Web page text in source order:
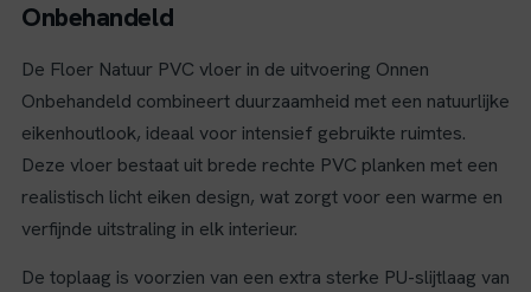
Onbehandeld
De Floer Natuur PVC vloer in de uitvoering Onnen
Onbehandeld combineert duurzaamheid met een natuurlijke
eikenhoutlook, ideaal voor intensief gebruikte ruimtes.
Deze vloer bestaat uit brede rechte PVC planken met een
realistisch licht eiken design, wat zorgt voor een warme en
verfijnde uitstraling in elk interieur.
De toplaag is voorzien van een extra sterke PU-slijtlaag van